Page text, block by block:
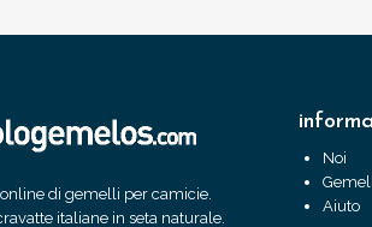
di gemelli per camicie.
italiane in seta naturale.
Noi
Aiuto